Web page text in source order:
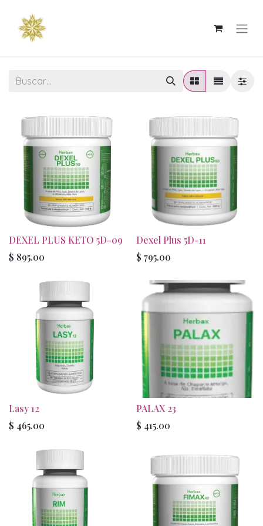
DEXEL PLUS KETO 5D-09
$ 895.00
Dexel Plus 5D-11
$ 795.00
Lasy 12
$ 465.00
PALAX 23
$ 415.00